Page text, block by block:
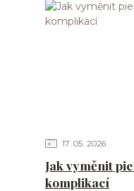
17 05 2026
Jak vyměnit
komplikací